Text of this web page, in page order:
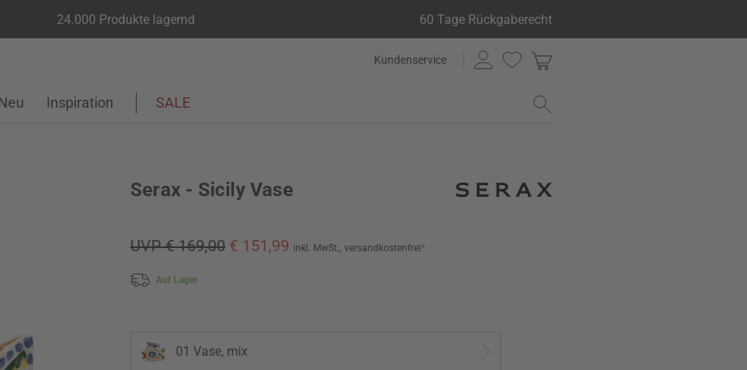
24.000 Produkte lagernd 60 Tage Rückgaberecht
Kundenservice
Inspiration SALE
Serax - Sicily Vase
UVP € 169,00 € 151,99 inkl. MwSt., versandkostenfrei*
Auf Lager
01 Vase, mix